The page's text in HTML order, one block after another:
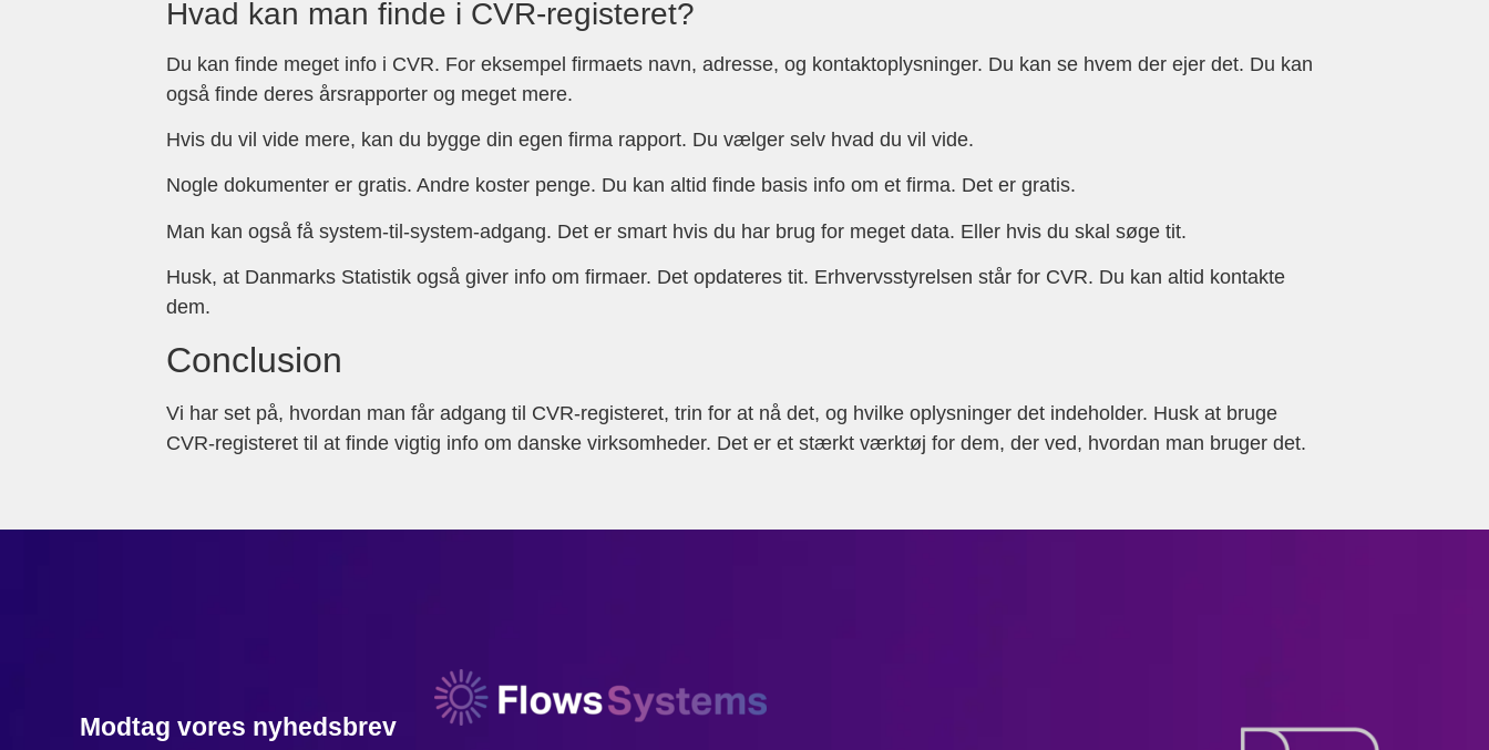
Hvad kan man finde i CVR-registeret?
Du kan finde meget info i CVR. For eksempel firmaets navn, adresse, og kontaktoplysninger. Du kan se hvem der ejer det. Du kan
også finde deres årsrapporter og meget mere.
Hvis du vil vide mere, kan du bygge din egen firma rapport. Du vælger selv hvad du vil vide.
Nogle dokumenter er gratis. Andre koster penge. Du kan altid finde basis info om et firma. Det er gratis.
Man kan også få system-til-system-adgang. Det er smart hvis du har brug for meget data. Eller hvis du skal søge tit.
Husk, at Danmarks Statistik også giver info om firmaer. Det opdateres tit. Erhvervsstyrelsen står for CVR. Du kan altid kontakte
dem.
Conclusion
Vi har set på, hvordan man får adgang til CVR-registeret, trin for at nå det, og hvilke oplysninger det indeholder. Husk at bruge
CVR-registeret til at finde vigtig info om danske virksomheder. Det er et stærkt værktøj for dem, der ved, hvordan man bruger det.
Modtag vores nyhedsbrev